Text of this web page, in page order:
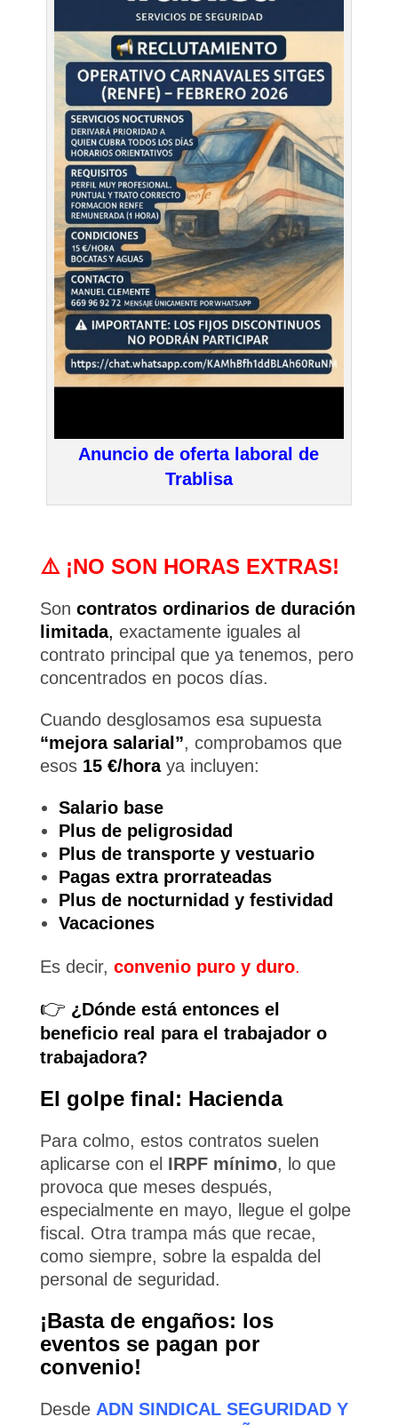
Anuncio de oferta laboral de
Trablisa
⚠️ ¡NO SON HORAS EXTRAS!
Son contratos ordinarios de duración
limitada, exactamente iguales al
contrato principal que ya tenemos, pero
concentrados en pocos días.
Cuando desglosamos esa supuesta
“mejora salarial”, comprobamos que
esos 15 €/horaya incluyen:
Salario base
Plus de peligrosidad
Plus de transporte y vestuario
Pagas extra prorrateadas
Plus de nocturnidad y festividad
Vacaciones
Es decir, convenio puro y duro.
👉 ¿Dónde está entonces el
beneficio real para el trabajador o
trabajadora?
El golpe final: Hacienda
Para colmo, estos contratos suelen
aplicarse con el IRPF mínimo, lo que
provoca que meses después,
especialmente en mayo, llegue el golpe
fiscal. Otra trampa más que recae,
como siempre, sobre la espalda del
personal de seguridad.
¡Basta de engaños: los
eventos se pagan por
convenio!
Desde ADN SINDICAL SEGURIDAD Y